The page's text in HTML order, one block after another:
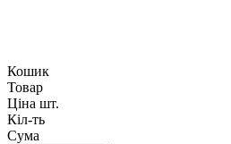
Кошик
Товар
Ціна шт.
Кіл-ть
Сума